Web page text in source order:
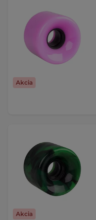
Akcia
Akcia